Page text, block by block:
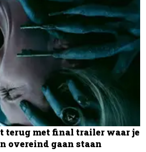
terug met final trailer waar je
overeind gaan staan